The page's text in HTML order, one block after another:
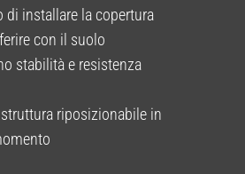
di installare la copertura
con il suolo
stabilità e resistenza
riposizionabile in